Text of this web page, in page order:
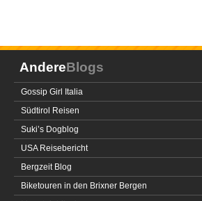
AndereBlogs
Gossip Girl Italia
Südtirol Reisen
Suki’s Dogblog
USA Reisebericht
Bergzeit Blog
Biketouren in den Brixner Bergen